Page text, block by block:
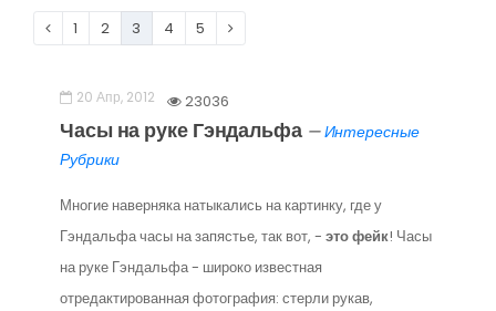
1 2 3 4 5
20 Апр, 2012 23036
Часы на руке Гэндальфа —Интересные
Рубрики
Многие наверняка натыкались на картинку, где у
Гэндальфа часы на запястье, так вот, - это фейк! Часы
на руке Гэндальфа - широко известная
отредактированная фотография: стерли рукав,